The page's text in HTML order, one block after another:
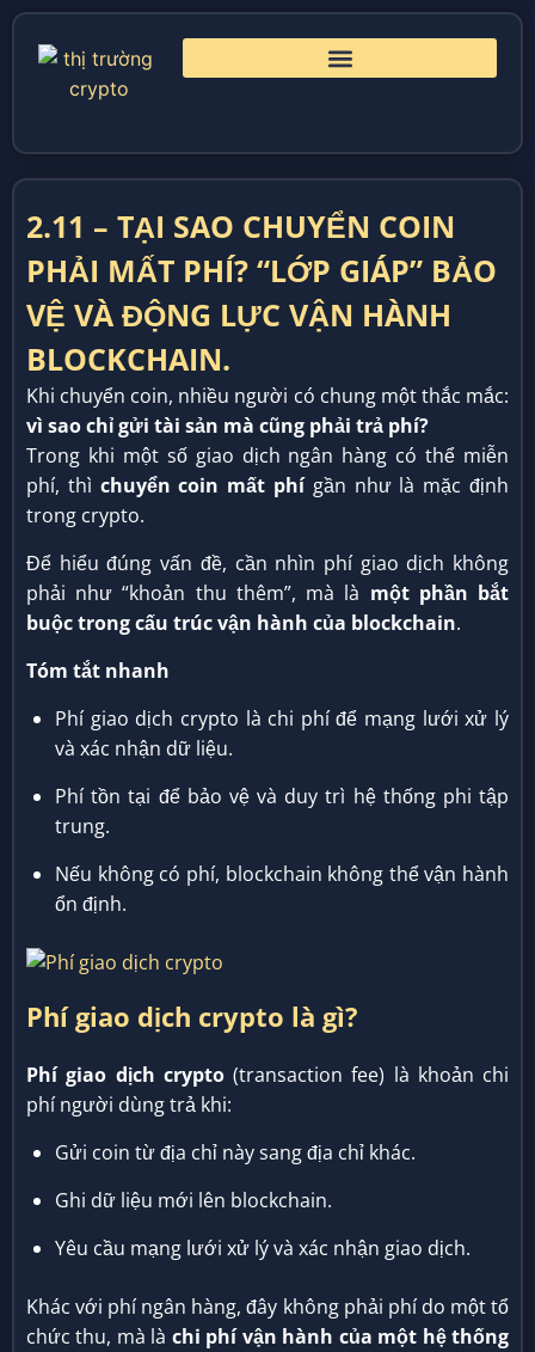
2.11 – TẠI SAO CHUYỂN COIN
PHẢI MẤT PHÍ? “LỚP GIÁP” BẢO
VỆ VÀ ĐỘNG LỰC VẬN HÀNH
BLOCKCHAIN.
Khi chuyển coin, nhiều người có chung một thắc mắc:
vì sao chỉ gửi tài sản mà cũng phải trả phí?
Trong khi một số giao dịch ngân hàng có thể miễn
phí, thì chuyển coin mất phígần như là mặc định
trong crypto.
Để hiểu đúng vấn đề, cần nhìn phí giao dịch không
phải như “khoản thu thêm”, mà là một phần bắt
buộc trong cấu trúc vận hành của blockchain.
Tóm tắt nhanh
Phí giao dịch crypto là chi phí để mạng lưới xử lý
và xác nhận dữ liệu.
Phí tồn tại để bảo vệ và duy trì hệ thống phi tập
trung.
Nếu không có phí, blockchain không thể vận hành
ổn định.
Phí giao dịch crypto là gì?
Phí giao dịch crypto(transaction fee) là khoản chi
phí người dùng trả khi:
Gửi coin từ địa chỉ này sang địa chỉ khác.
Ghi dữ liệu mới lên blockchain.
Yêu cầu mạng lưới xử lý và xác nhận giao dịch.
Khác với phí ngân hàng, đây không phải phí do một tổ
chức thu, mà là chi phí vận hành của một hệ thống